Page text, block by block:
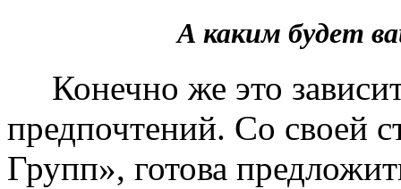
А каким будет
Конечно же это
предпочтений. Со своей
Групп», готова